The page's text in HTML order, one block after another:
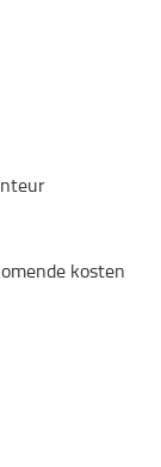
kosten